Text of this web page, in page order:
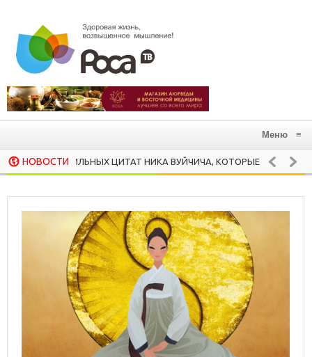
Меню ≡
НОВОСТИ
20 СИЛЬНЫХ ЦИТАТ НИКА ВУЙЧИЧА, КОТОРЫЕ ЗАРАЖАЮТ ЖАЖДОЙ